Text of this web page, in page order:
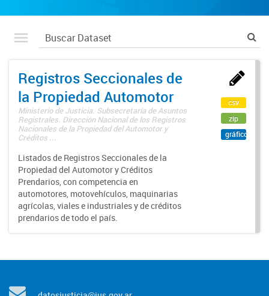
Registros Seccionales de
la Propiedad Automotor
Ministerio de Justicia. Subsecretaría de Asuntos
Registrales. Dirección Nacional de los Registros
Nacionales de la Propiedad del Automotor y
Créditos ...
Listados de Registros Seccionales de la
Propiedad del Automotor y Créditos
Prendarios, con competencia en
automotores, motovehículos, maquinarias
agrícolas, viales e industriales y de créditos
prendarios de todo el país.
csv
zip
gráfico